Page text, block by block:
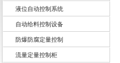
上海龙魁工业技术有限责任公司
液位自动控制系统
自动给料控制设备
防爆防腐定量控制
流量定量控制柜